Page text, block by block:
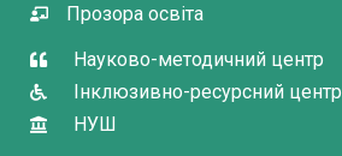
Прозора освіта
Науково-методичний центр
Інклюзивно-ресурсний центр
НУШ